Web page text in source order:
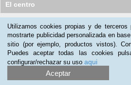
El centro
Nuestros clientes opinan:
Alfonso Sanchez(25-02-
Buen producto muy entendible,
Mireya Pava(05-10-2019)
Utilizamos cookies propias y de
mostrarte publicidad personalizada en
sitio (por ejemplo, productos vistos).
Puedes aceptar todas las cookies
configurar/rechazar su uso aqui
Aceptar